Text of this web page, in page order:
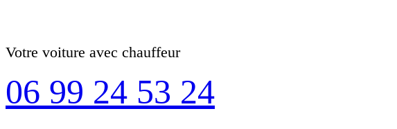
Votre voiture avec chauffeur
06 99 24 53 24